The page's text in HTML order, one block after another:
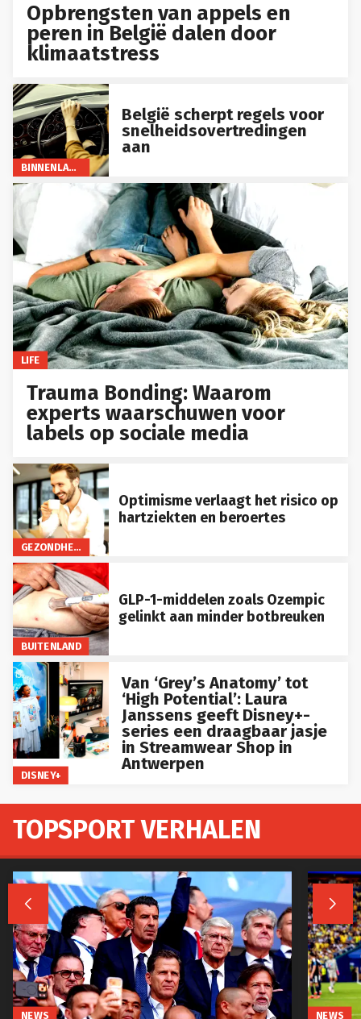
Opbrengsten van appels en
peren in België dalen door
klimaatstress
BINNENLAND
België scherpt regels voor
snelheidsovertredingen
aan
LIFE
Trauma Bonding: Waarom
experts waarschuwen voor
labels op sociale media
GEZONDHEID
Optimisme verlaagt het risico op
hartziekten en beroertes
BUITENLAND
GLP-1-middelen zoals Ozempic
gelinkt aan minder botbreuken
DISNEY+
Van ‘Grey’s Anatomy’ tot
‘High Potential’: Laura
Janssens geeft Disney+-
series een draagbaar jasje
in Streamwear Shop in
Antwerpen
TOPSPORT VERHALEN
 
NEWS NEWS